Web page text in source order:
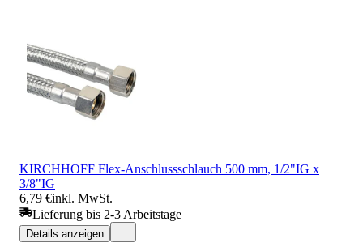
KIRCHHOFF Flex-Anschlussschlauch 500 mm, 1/2"IG x
3/8"IG
6,79 €inkl. MwSt.
Lieferung bis 2-3 Arbeitstage
Details anzeigen